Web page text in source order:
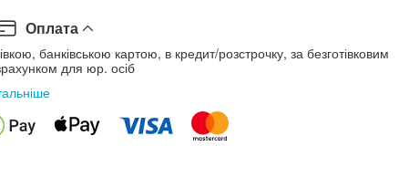
Оплата
банківською картою, в кредит/розстрочку, за безготівковим
для юр. осіб